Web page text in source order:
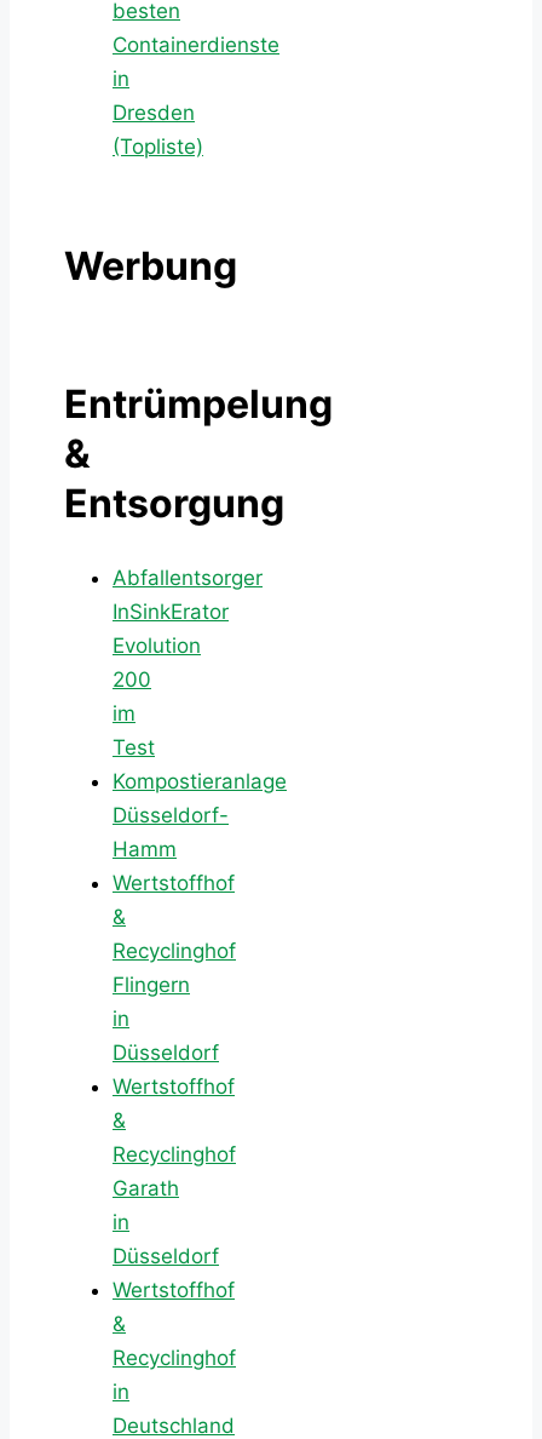
besten
Containerdienste
in
Dresden
(Topliste)
Werbung
Entrümpelung
&
Entsorgung
Abfallentsorger
InSinkErator
Evolution
200
im
Test
Kompostieranlage
Düsseldorf-
Hamm
Wertstoffhof
&
Recyclinghof
Flingern
in
Düsseldorf
Wertstoffhof
&
Recyclinghof
Garath
in
Düsseldorf
Wertstoffhof
&
Recyclinghof
in
Deutschland